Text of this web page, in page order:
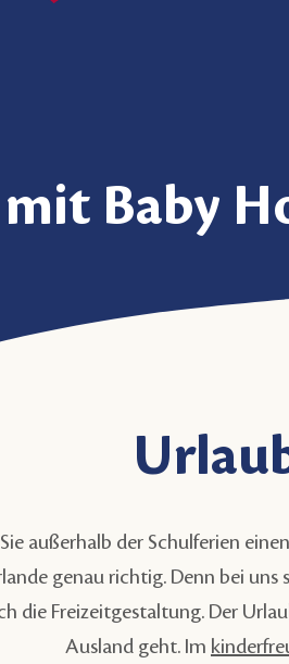
Baby
außerhalb der Schulferien einen
genau richtig. Denn bei
die Freizeitgestaltung. Der
Ausland geht. Im